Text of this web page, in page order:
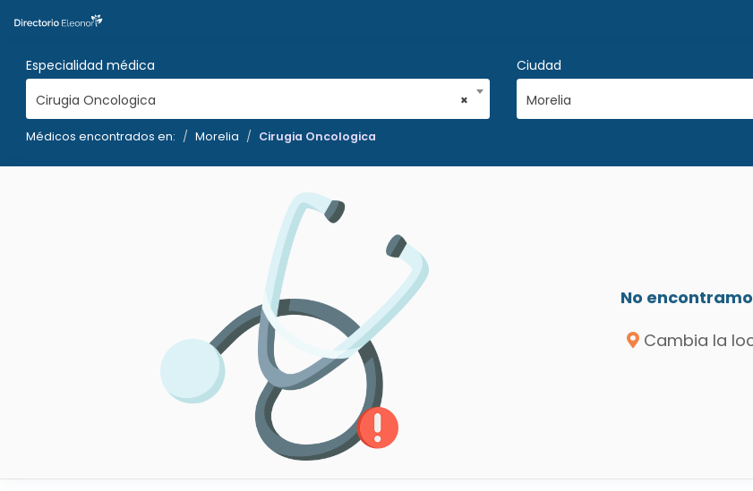
Especialidad médica
×
Cirugia Oncologica
Ciudad
Morelia
Médicos encontrados en: Morelia Cirugia Oncologica
No
Cambia la